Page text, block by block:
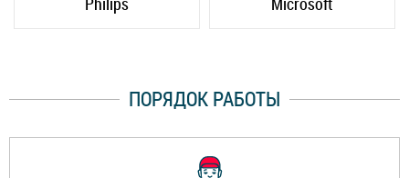
ПОРЯДОК РАБОТЫ